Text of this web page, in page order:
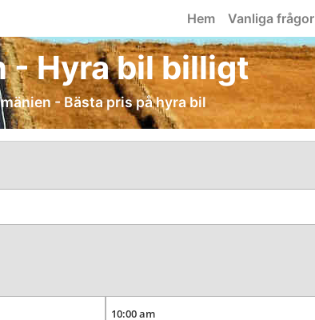
Hem Vanliga frågor
- Hyra bil billigt
- Bästa pris på hyra bil